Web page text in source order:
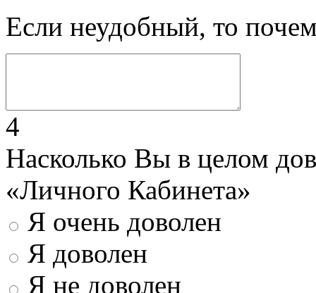
Если неудобный, то
4
Насколько Вы в целом
«Личного Кабинета»
Я очень доволен
Я доволен
Я не доволен